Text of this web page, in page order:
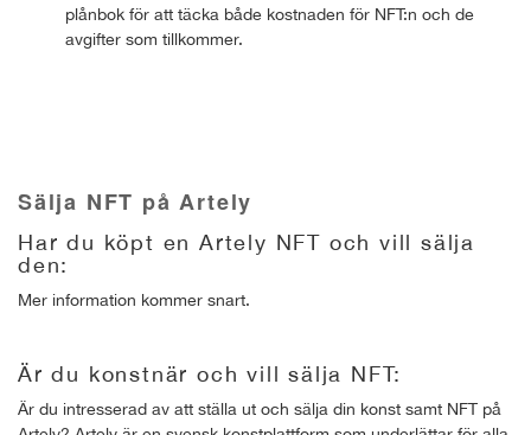
plånbok för att täcka både kostnaden för NFT:n och de
avgifter som tillkommer.
Sälja NFT på Artely
Har du köpt en Artely NFT och vill sälja
den:
Mer information kommer snart.
Är du konstnär och vill sälja NFT:
Är du intresserad av att ställa ut och sälja din konst samt NFT på